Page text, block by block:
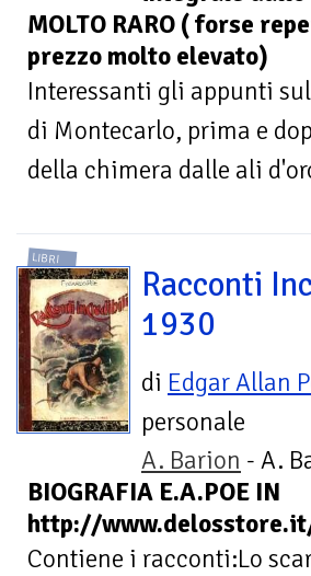
MOLTO RARO ( forse
prezzo molto elevato)
Interessanti gli appunti
di Montecarlo, prima e
della chimera dalle ali
LIBRI
Racconti
1930
di Edgar Allan
personale
A. Barion - A.
BIOGRAFIA E.A.POE IN
http://
Contiene i racconti:Lo